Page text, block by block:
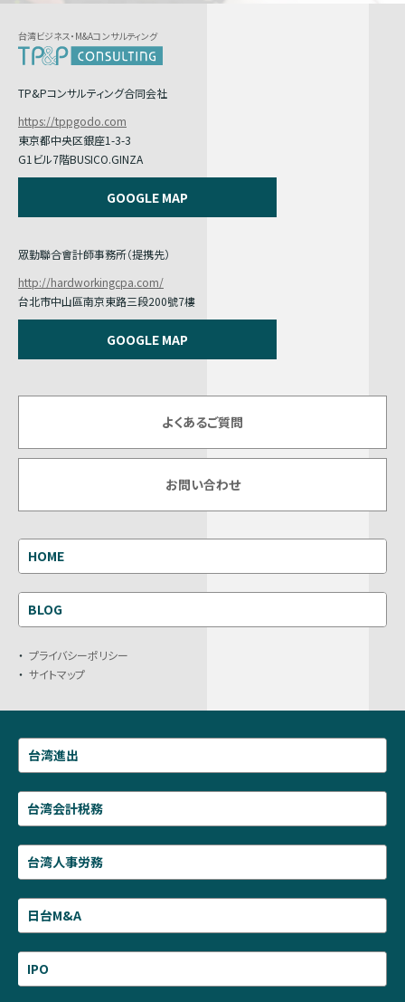
台湾ビジネス・M&Aコンサルティング
TP&Pコンサルティング合同会社
https://tppgodo.com
東京都中央区銀座1-3-3
G1ビル7階BUSICO.GINZA
GOOGLE MAP
眾勤聯合會計師事務所（提携先）
http://hardworkingcpa.com/
台北市中山區南京東路三段200號7樓
GOOGLE MAP
よくあるご質問
お問い合わせ
HOME
BLOG
プライバシーポリシー
サイトマップ
台湾進出
台湾会計税務
台湾人事労務
日台M&A
IPO